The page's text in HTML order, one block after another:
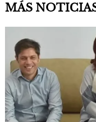
MÁS